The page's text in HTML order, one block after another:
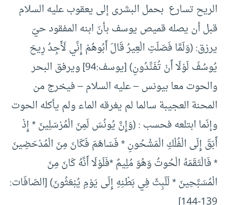
الريح تسارع بحمل البشرى إلى يعقوب عليه السلام
قبل أن يصله قميص يوسف بأنّ ابنه المفقود حيّ
يرزق: (وَلَمَّا فَصَلَتِ الْعِيرُ قَالَ أَبُوهُمْ إِنِّي لَأَجِدُ رِيحَ
يُوسُفَ لَوْلَا أَنْ تُفَنِّدُونِ) [يوسف:94] ويرفق البحر
والحوت معا بيونس – عليه السلام – فيخرج من
المحنة العجيبة سالما لم يغرقه الماء ولم يأكله الحوت
وإنّما ابتلعه فحسب : (وَإِنَّ يُونُسَ لَمِنَ الْمُرْسَلِينَ * إِذْ
أَبَقَ إِلَى الْفُلْكِ الْمَشْحُونِ * فَسَاهَمَ فَكَانَ مِنَ الْمُدْحَضِينَ
* فَالْتَقَمَهُ الْحُوتُ وَهُوَ مُلِيمٌ *فَلَوْلَا أَنَّهُ كَانَ مِنَ
الْمُسَبِّحِينَ * لَلَبِثَ فِي بَطْنِهِ إِلَى يَوْمِ يُبْعَثُونَ) [الصّافّات: